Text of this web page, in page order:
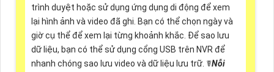
trình duyệt hoặc sử dụng ứng dụng di động để xem
lại hình ảnh và video đã ghi. Bạn có thể chọn ngày và
giờ cụ thể để xem lại từng khoảnh khắc. Để sao lưu
dữ liệu, bạn có thể sử dụng cổng USB trên NVR để
nhanh chóng sao lưu video và dữ liệu lưu trữ. ☤Nỗi